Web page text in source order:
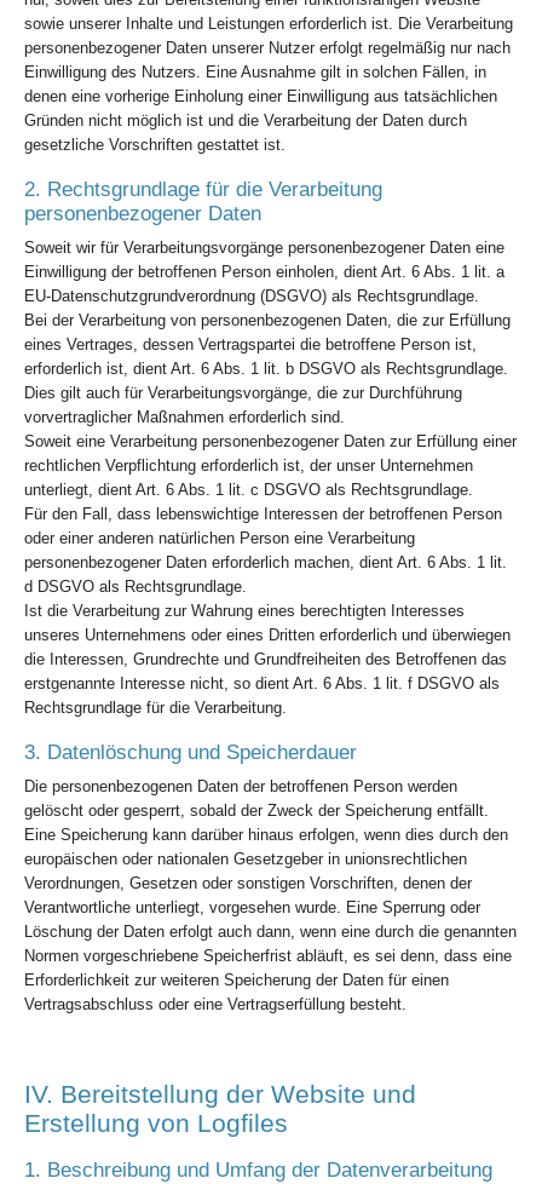
sowie unserer Inhalte und Leistungen erforderlich ist. Die Verarbeitung
personenbezogener Daten unserer Nutzer erfolgt regelmäßig nur nach
Einwilligung des Nutzers. Eine Ausnahme gilt in solchen Fällen, in
denen eine vorherige Einholung einer Einwilligung aus tatsächlichen
Gründen nicht möglich ist und die Verarbeitung der Daten durch
gesetzliche Vorschriften gestattet ist.
2. Rechtsgrundlage für die Verarbeitung
personenbezogener Daten
Soweit wir für Verarbeitungsvorgänge personenbezogener Daten eine
Einwilligung der betroffenen Person einholen, dient Art. 6 Abs. 1 lit. a
EU-Datenschutzgrundverordnung (DSGVO) als Rechtsgrundlage.
Bei der Verarbeitung von personenbezogenen Daten, die zur Erfüllung
eines Vertrages, dessen Vertragspartei die betroffene Person ist,
erforderlich ist, dient Art. 6 Abs. 1 lit. b DSGVO als Rechtsgrundlage.
Dies gilt auch für Verarbeitungsvorgänge, die zur Durchführung
vorvertraglicher Maßnahmen erforderlich sind.
Soweit eine Verarbeitung personenbezogener Daten zur Erfüllung einer
rechtlichen Verpflichtung erforderlich ist, der unser Unternehmen
unterliegt, dient Art. 6 Abs. 1 lit. c DSGVO als Rechtsgrundlage.
Für den Fall, dass lebenswichtige Interessen der betroffenen Person
oder einer anderen natürlichen Person eine Verarbeitung
personenbezogener Daten erforderlich machen, dient Art. 6 Abs. 1 lit.
d DSGVO als Rechtsgrundlage.
Ist die Verarbeitung zur Wahrung eines berechtigten Interesses
unseres Unternehmens oder eines Dritten erforderlich und überwiegen
die Interessen, Grundrechte und Grundfreiheiten des Betroffenen das
erstgenannte Interesse nicht, so dient Art. 6 Abs. 1 lit. f DSGVO als
Rechtsgrundlage für die Verarbeitung.
3. Datenlöschung und Speicherdauer
Die personenbezogenen Daten der betroffenen Person werden
gelöscht oder gesperrt, sobald der Zweck der Speicherung entfällt.
Eine Speicherung kann darüber hinaus erfolgen, wenn dies durch den
europäischen oder nationalen Gesetzgeber in unionsrechtlichen
Verordnungen, Gesetzen oder sonstigen Vorschriften, denen der
Verantwortliche unterliegt, vorgesehen wurde. Eine Sperrung oder
Löschung der Daten erfolgt auch dann, wenn eine durch die genannten
Normen vorgeschriebene Speicherfrist abläuft, es sei denn, dass eine
Erforderlichkeit zur weiteren Speicherung der Daten für einen
Vertragsabschluss oder eine Vertragserfüllung besteht.
IV. Bereitstellung der Website und
Erstellung von Logfiles
1. Beschreibung und Umfang der Datenverarbeitung